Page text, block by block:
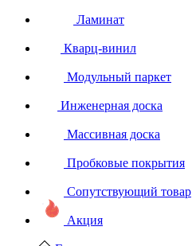
Ламинат
Кварц-винил
Модульный паркет
Инженерная доска
Массивная доска
Пробковые покрытия
Сопутствующий товар
Акция